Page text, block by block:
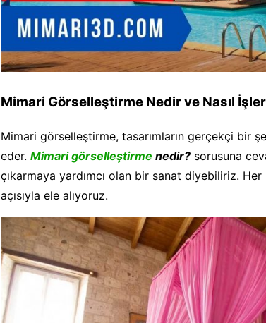
Mimari Görselleştirme Nedir ve Nasıl
Mimari görselleştirme, tasarımların gerçekçi bir
eder. Mimari görselleştirme nedir? sorusuna
çıkarmaya yardımcı olan bir sanat diyebiliriz.
açısıyla ele alıyoruz.